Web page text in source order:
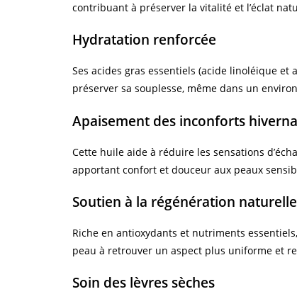
contribuant à préserver la vitalité et l’éclat
Hydratation renforcée
Ses acides gras essentiels (acide linoléique
préserver sa souplesse, même dans un
Apaisement des inconforts
Cette huile aide à réduire les sensations
apportant confort et douceur aux peaux
Soutien à la régénération naturelle
Riche en antioxydants et nutriments
peau à retrouver un aspect plus uniforme et
Soin des lèvres sèches